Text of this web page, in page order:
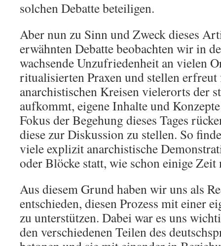
solchen Debatte beteiligen.
Aber nun zu Sinn und Zweck dieses
erwähnten Debatte beobachten wir in
wachsende Unzufriedenheit an vielen
ritualisierten Praxen und stellen erfreut
anarchistischen Kreisen vielerorts der
aufkommt, eigene Inhalte und
Fokus der Begehung dieses Tages
diese zur Diskussion zu stellen. So
viele explizit anarchistische
oder Blöcke statt, wie schon einige Zeit
Aus diesem Grund haben wir uns als
entschieden, diesen Prozess mit einer
zu unterstützen. Dabei war es uns
den verschiedenen Teilen des